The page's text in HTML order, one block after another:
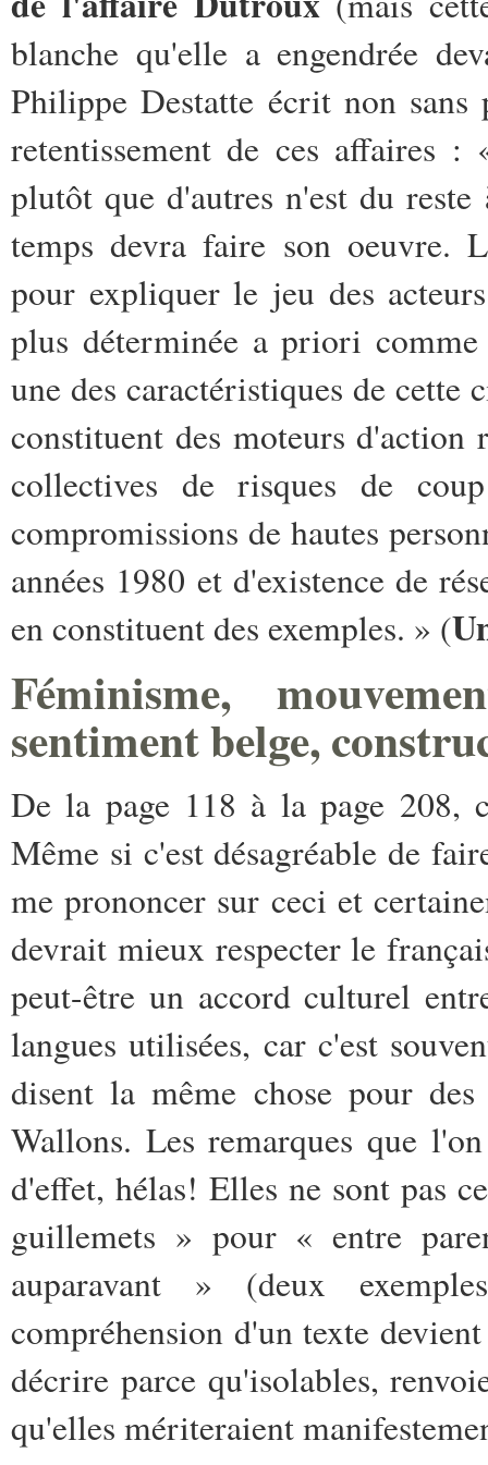
blanche qu'elle a engendrée
Philippe Destatte écrit non
retentissement de ces affaires
plutôt que d'autres n'est du
temps devra faire son oeuvre.
pour expliquer le jeu des
plus déterminée a priori
une des caractéristiques de
constituent des moteurs d'action
collectives de risques de
compromissions de hautes
années 1980 et d'existence de
en constituent des exemples. » (
Féminisme,
sentiment belge,
De la page 118 à la page 208,
Même si c'est désagréable de
me prononcer sur ceci et
devrait mieux respecter le
peut-être un accord culturel
langues utilisées, car c'est
disent la même chose pour
Wallons. Les remarques que
d'effet, hélas! Elles ne sont pas
guillemets » pour « entre
auparavant » (deux
compréhension d'un texte
décrire parce qu'isolables,
qu'elles mériteraient